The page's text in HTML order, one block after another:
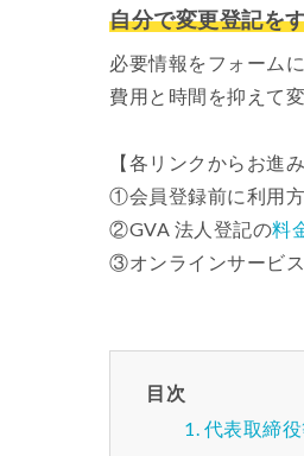
自分で変更登記を
必要情報をフォーム
費用と時間を抑えて
【各リンクからお進
①会員登録前に利用
②GVA 法人登記の料
③オンラインサービ
目次
代表取締